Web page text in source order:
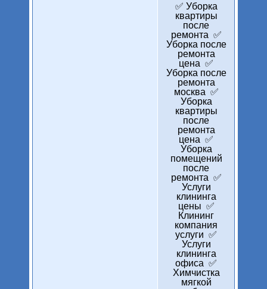
✅ Уборка
квартиры
после
ремонта ✅
Уборка после
ремонта
цена ✅
Уборка после
ремонта
москва ✅
Уборка
квартиры
после
ремонта
цена ✅
Уборка
помещений
после
ремонта ✅
Услуги
клининга
цены ✅
Клининг
компания
услуги ✅
Услуги
клининга
офиса ✅
Химчистка
мягкой